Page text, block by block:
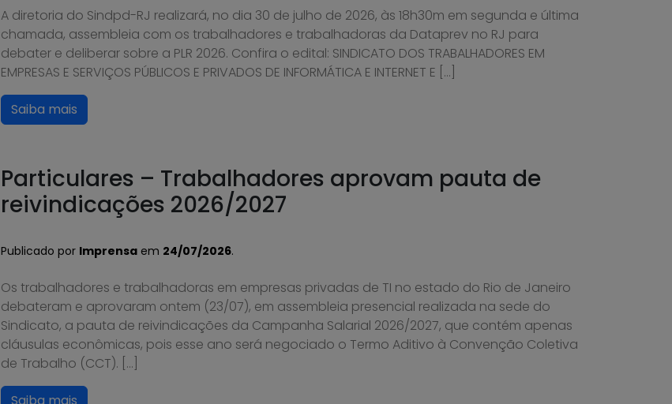
A diretoria do Sindpd-RJ realizará, no dia 30 de julho de 2026, às 18h30m em segunda e última
chamada, assembleia com os trabalhadores e trabalhadoras da Dataprev no RJ para
debater e deliberar sobre a PLR 2026. Confira o edital: SINDICATO DOS TRABALHADORES EM
EMPRESAS E SERVIÇOS PÚBLICOS E PRIVADOS DE INFORMÁTICA E INTERNET E […]
Saiba mais
Particulares – Trabalhadores aprovam pauta de
reivindicações 2026/2027
Publicado por Imprensa em 24/07/2026.
Os trabalhadores e trabalhadoras em empresas privadas de TI no estado do Rio de Janeiro
debateram e aprovaram ontem (23/07), em assembleia presencial realizada na sede do
Sindicato, a pauta de reivindicações da Campanha Salarial 2026/2027, que contém apenas
cláusulas econômicas, pois esse ano será negociado o Termo Aditivo à Convenção Coletiva
de Trabalho (CCT). […]